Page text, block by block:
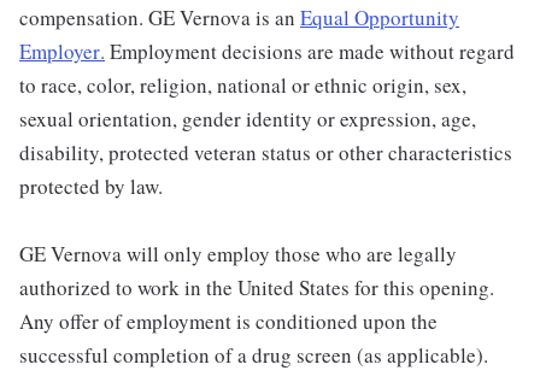
compensation. GE Vernova is an Equal Opportunity
Employer. Employment decisions are made without regard
to race, color, religion, national or ethnic origin, sex,
sexual orientation, gender identity or expression, age,
disability, protected veteran status or other characteristics
protected by law.
GE Vernova will only employ those who are legally
authorized to work in the United States for this opening.
Any offer of employment is conditioned upon the
successful completion of a drug screen (as applicable).